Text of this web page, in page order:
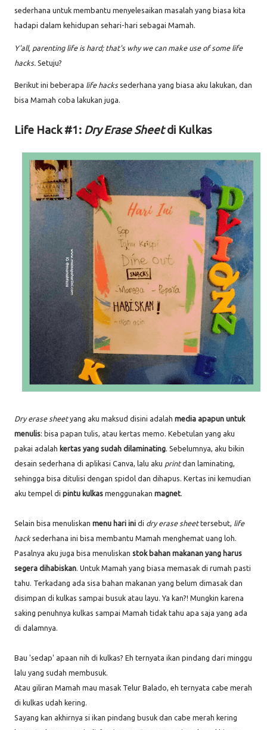
sederhana untuk membantu menyelesaikan masalah yang biasa kita
hadapi dalam kehidupan sehari-hari sebagai Mamah.
Y'all, parenting life is hard; that's why we can make use of some life
hacks. Setuju?
Berikut ini beberapa life hackssederhana yang biasa aku lakukan, dan
bisa Mamah coba lakukan juga.
Life Hack #1: Dry Erase Sheetdi Kulkas
Dry erase sheetyang aku maksud disini adalah media apapun untuk
menulis: bisa papan tulis, atau kertas memo. Kebetulan yang aku
pakai adalah kertas yang sudah dilaminating. Sebelumnya, aku bikin
desain sederhana di aplikasi Canva, lalu aku printdan laminating,
sehingga bisa ditulisi dengan spidol dan dihapus. Kertas ini kemudian
aku tempel di pintu kulkas menggunakan magnet.
Selain bisa menuliskan menu hari ini di dry erase sheettersebut, life
hacksederhana ini bisa membantu Mamah menghemat uang loh.
Pasalnya aku juga bisa menuliskan stok bahan makanan yang harus
segera dihabiskan. Untuk Mamah yang biasa memasak di rumah pasti
tahu. Terkadang ada sisa bahan makanan yang belum dimasak dan
disimpan di kulkas sampai busuk atau layu. Ya kan?! Mungkin karena
saking penuhnya kulkas sampai Mamah tidak tahu apa saja yang ada
di dalamnya.
Bau 'sedap' apaan nih di kulkas? Eh ternyata ikan pindang dari minggu
lalu yang sudah membusuk.
Atau giliran Mamah mau masak Telur Balado, eh ternyata cabe merah
di kulkas udah kering.
Sayang kan akhirnya si ikan pindang busuk dan cabe merah kering